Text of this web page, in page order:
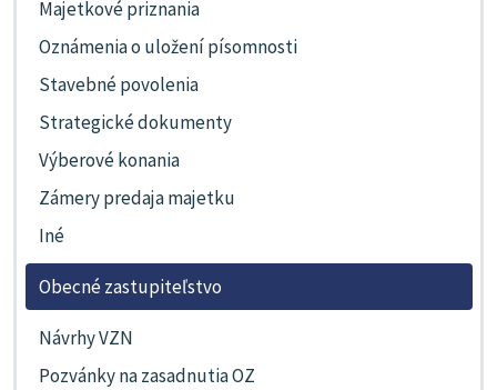
Majetkové priznania
Oznámenia o uložení písomnosti
Stavebné povolenia
Strategické dokumenty
Výberové konania
Zámery predaja majetku
Iné
Obecné zastupiteľstvo
Návrhy VZN
Pozvánky na zasadnutia OZ